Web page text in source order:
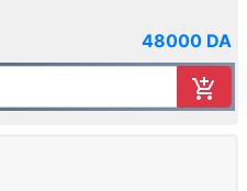
48000 DA